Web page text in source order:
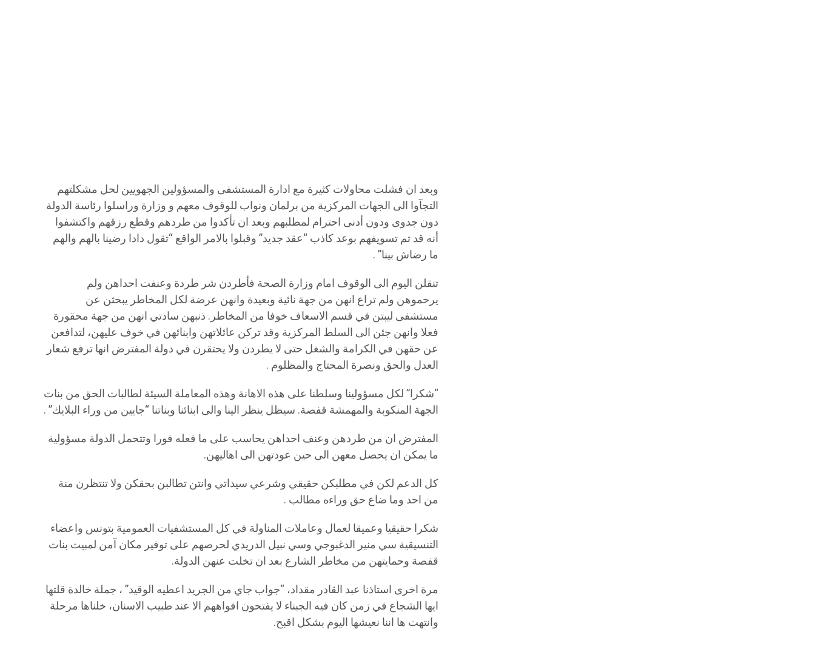
وبعد ان فشلت محاولات كثيرة مع ادارة المستشفى والمسؤولين الجهويين لحل مشكلتهم
التجآوا الى الجهات المركزية من برلمان ونواب للوقوف معهم و وزارة وراسلوا رئاسة الدولة
دون جدوى ودون أدنى احترام لمطلبهم وبعد ان تأكدوا من طردهم وقطع رزقهم واكتشفوا
أنه قد تم تسويفهم بوعد كاذب “عقد جديد” وقبلوا بالامر الواقع “تقول دادا رضينا بالهم والهم
ما رضاش بينا” .
تنقلن اليوم الى الوقوف امام وزارة الصحة فأطردن شر طردة وعنفت احداهن ولم
يرحموهن ولم تراع انهن من جهة نائية وبعيدة وانهن عرضة لكل المخاطر يبحثن عن
مستشفى ليبتن في قسم الاسعاف خوفا من المخاطر. ذنبهن سادتي انهن من جهة محقورة
فعلا وانهن جئن الى السلط المركزية وقد تركن عائلاتهن وابنائهن في خوف عليهن، لتدافعن
عن حقهن في الكرامة والشغل حتى لا يطردن ولا يحتقرن في دولة المفترض انها ترفع شعار
العدل والحق ونصرة المحتاج والمظلوم .
“شكرا” لكل مسؤولينا وسلطنا على هذه الاهانة وهذه المعاملة السيئة لطالبات الحق من بنات
الجهة المنكوبة والمهمشة قفصة. سيظل ينظر الينا والى ابنائنا وبناتنا “جايين من وراء البلايك” .
المفترض ان من طردهن وعنف احداهن يحاسب على ما فعله فورا وتتحمل الدولة مسؤولية
ما يمكن ان يحصل معهن الى حين عودتهن الى اهاليهن.
كل الدعم لكن في مطلبكن حقيقي وشرعي سيداتي وانتن تطالبن بحقكن ولا تنتظرن منة
من احد وما ضاع حق وراءه مطالب .
شكرا حقيقيا وعميقا لعمال وعاملات المناولة في كل المستشفيات العمومية بتونس واعضاء
التنسيقية سي منير الدغبوجي وسي نبيل الدريدي لحرصهم على توفير مكان آمن لمبيت بنات
قفصة وحمايتهن من مخاطر الشارع بعد ان تخلت عنهن الدولة.
مرة اخرى استاذنا عبد القادر مقداد، “جواب جاي من الجريد اعطيه الوقيد” ، جملة خالدة قلتها
ايها الشجاع في زمن كان فيه الجبناء لا يفتحون افواههم الا عند طبيب الاسنان، خلناها مرحلة
وانتهت ها اننا نعيشها اليوم بشكل اقبح.